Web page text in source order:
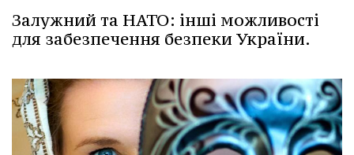
Залужний та НАТО: інші можливості
для забезпечення безпеки України.